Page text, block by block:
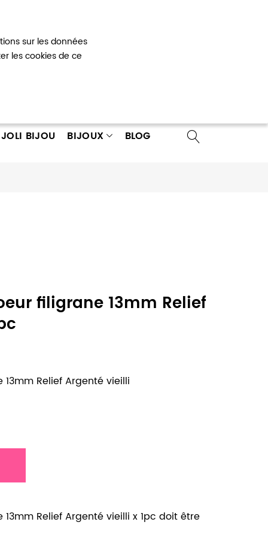
sur les données
les cookies de ce
compte
BIJOU BIJOUX BLOG
filigrane 13mm Relief
Relief Argenté vieilli
Relief Argenté vieilli x 1pc doit être